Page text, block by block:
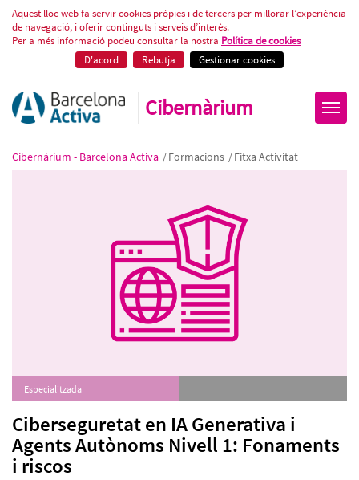
Ciberseguretat en IA
Aquest lloc web fa servir cookies pròpies i de tercers per millorar l’experiència
de navegació, i oferir continguts i serveis d’interès.
Per a més informació podeu consultar la nostra Política de cookies
D'acord
Rebutja Gestionar cookies
Cibernàrium
Cibernàrium - Barcelona Activa /Formacions /Fitxa Activitat
Especialitzada
Ciberseguretat en IA Generativa i
Agents Autònoms Nivell 1: Fonaments
i riscos